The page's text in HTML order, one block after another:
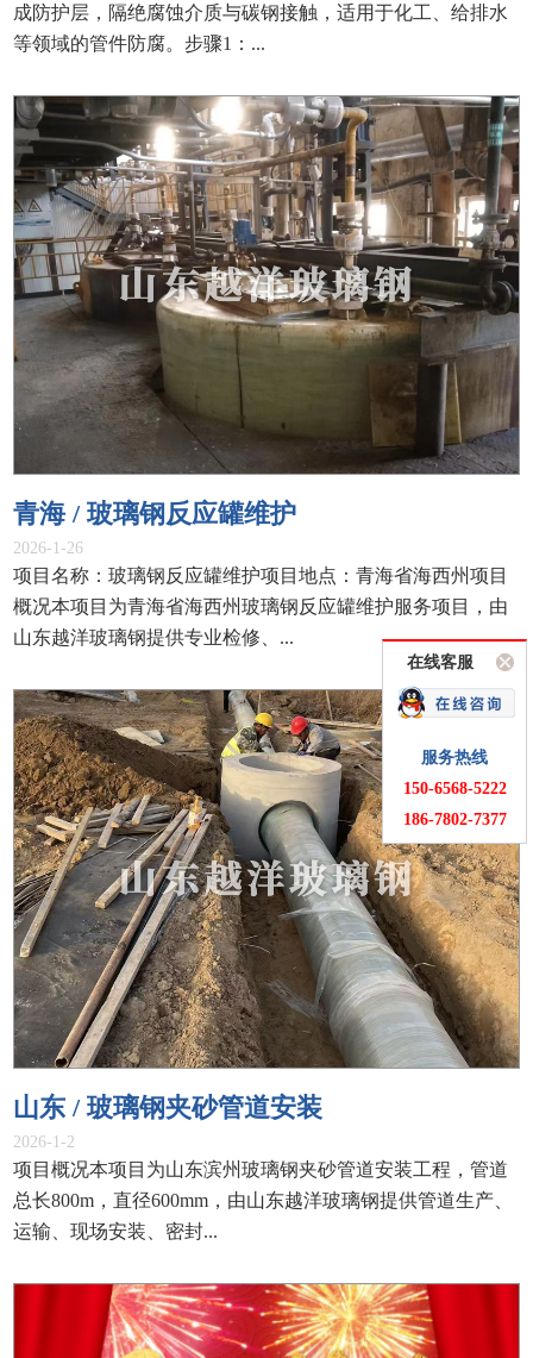
成防护层，隔绝腐蚀介质与碳钢接触，适用于化工、给排水
等领域的管件防腐。步骤1：...
青海 / 玻璃钢反应罐维护
2026-1-26
项目名称：玻璃钢反应罐维护项目地点：青海省海西州项目
概况本项目为青海省海西州玻璃钢反应罐维护服务项目，由
山东越洋玻璃钢提供专业检修、...
山东 / 玻璃钢夹砂管道安装
2026-1-2
项目概况本项目为山东滨州玻璃钢夹砂管道安装工程，管道
总长800m，直径600mm，由山东越洋玻璃钢提供管道生产、
运输、现场安装、密封...
在线客服
服务热线
150-6568-5222
186-7802-7377